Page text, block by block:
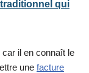
qui
il en connaît le
une facture